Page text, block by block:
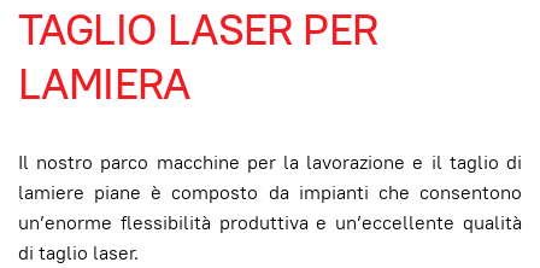
TAGLIO LASER PER
LAMIERA
Il nostro parco macchine per la lavorazione e il taglio di
lamiere piane è composto da impianti che consentono
un’enorme flessibilità produttiva e un’eccellente qualità
di taglio laser.